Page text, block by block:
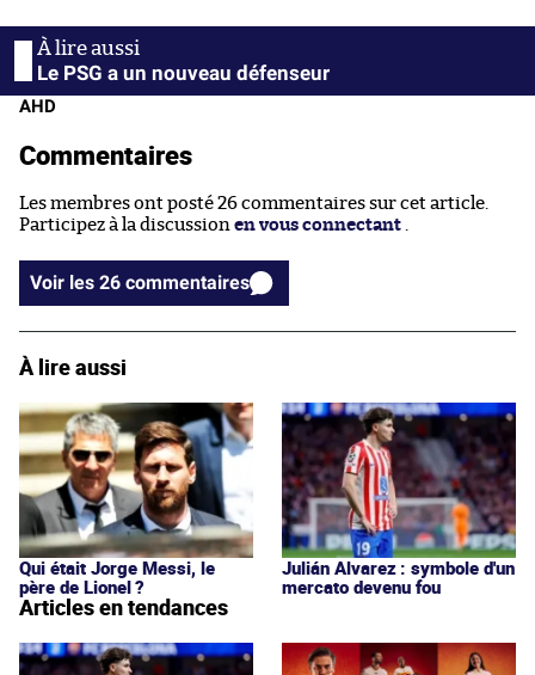
Le PSG a un nouveau défenseur
AHD
Commentaires
Les membres ont posté 26 commentaires sur cet article.
Participez à la discussion en vous connectant
Voir les 26 commentaires
À lire aussi
Qui était Jorge Messi, le
père de Lionel ?
Julián Alvarez : symbole d'un
mercato devenu fou
Articles en tendances